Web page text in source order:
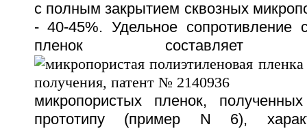
с полным закрытием сквозных
- 40-45%. Удельное сопротивление
пленок
микропористых пленок,
прототипу (пример N 6),